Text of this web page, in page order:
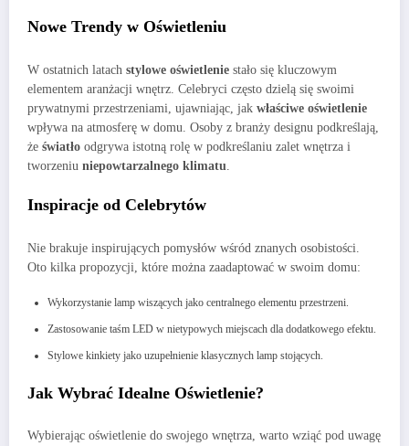
Nowe Trendy w Oświetleniu
W ostatnich latach stylowe oświetlenie stało się kluczowym
elementem aranżacji wnętrz. Celebryci często dzielą się swoimi
prywatnymi przestrzeniami, ujawniając, jak właściwe oświetlenie
wpływa na atmosferę w domu. Osoby z branży designu podkreślają,
że światło odgrywa istotną rolę w podkreślaniu zalet wnętrza i
tworzeniu niepowtarzalnego klimatu
Inspiracje od Celebrytów
Nie brakuje inspirujących pomysłów wśród znanych osobistości.
Oto kilka propozycji, które można zaadaptować w swoim domu:
Wykorzystanie lamp wiszących jako centralnego elementu przestrzeni.
Zastosowanie taśm LED w nietypowych miejscach dla dodatkowego efektu.
Stylowe kinkiety jako uzupełnienie klasycznych lamp stojących.
Jak Wybrać Idealne Oświetlenie?
Wybierając oświetlenie do swojego wnętrza, warto wziąć pod uwagę